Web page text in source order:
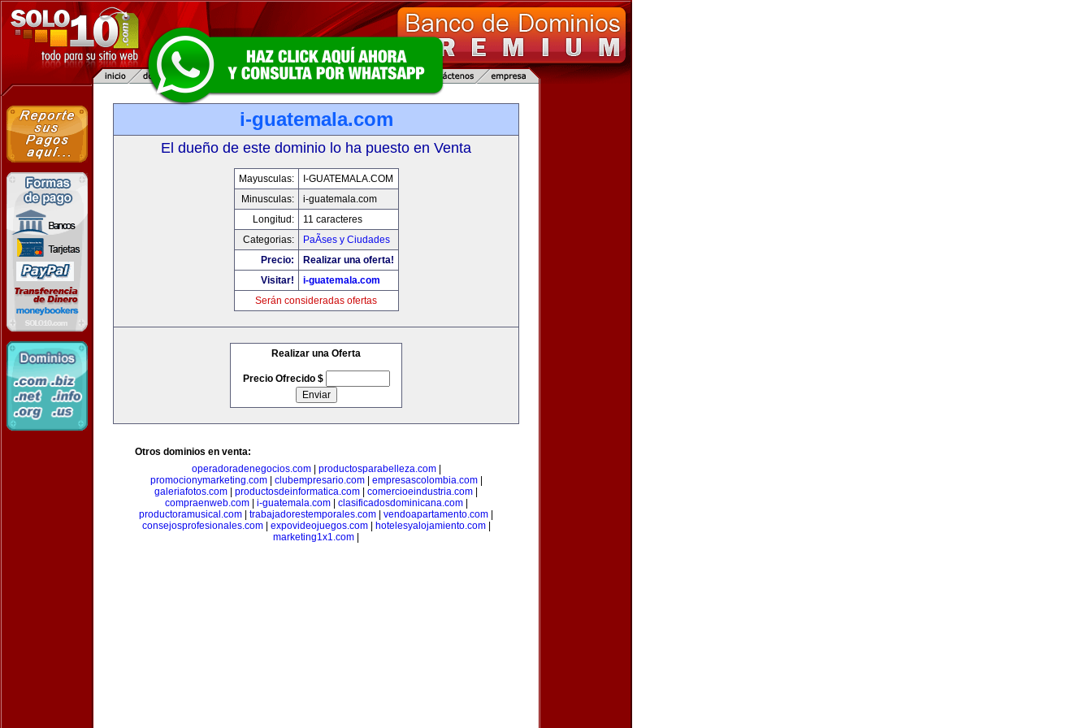
i-guatemala.com
El dueño de este dominio lo ha puesto en Venta
Mayusculas:
I-GUATEMALA.COM
Minusculas:
i-guatemala.com
Longitud:
11 caracteres
Categorias:
PaÃ­ses y Ciudades
Precio:
Realizar una oferta!
Visitar!
i-guatemala.com
Serán consideradas ofertas
Realizar una Oferta
Precio Ofrecido $
Otros dominios en venta:
operadoradenegocios.com| productosparabelleza.com|
promocionymarketing.com| clubempresario.com| empresascolombia.com|
galeriafotos.com
productosdeinformatica.com comercioeindustria.com
compraenweb.com| i-guatemala.com| clasificadosdominicana.com|
productoramusical.com
trabajadorestemporales.com vendoapartamento.com
consejosprofesionales.com| expovideojuegos.com| hotelesyalojamiento.com|
marketing1x1.com